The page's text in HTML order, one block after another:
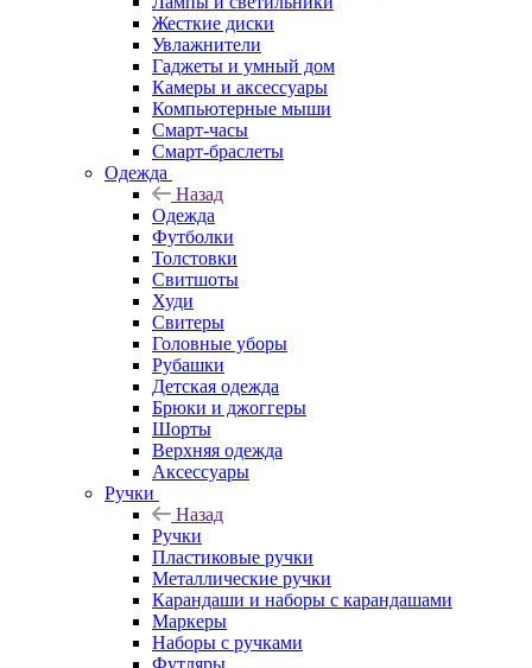
Жесткие диски
Увлажнители
Гаджеты и умный дом
Камеры и аксессуары
Компьютерные мыши
Смарт-часы
Смарт-браслеты
Одежда
Назад
Одежда
Футболки
Толстовки
Свитшоты
Худи
Свитеры
Головные уборы
Рубашки
Детская одежда
Брюки и джоггеры
Шорты
Верхняя одежда
Аксессуары
Ручки
Назад
Ручки
Пластиковые ручки
Металлические ручки
Карандаши и наборы с карандашами
Маркеры
Наборы с ручками
Футляры